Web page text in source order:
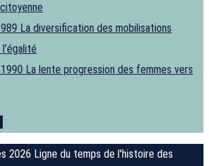
La diversification des mobilisations
La lente progression des femmes vers
2026 Ligne du temps de l'histoire des